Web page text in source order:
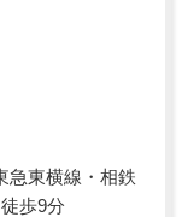
急東横線・相鉄
歩9分